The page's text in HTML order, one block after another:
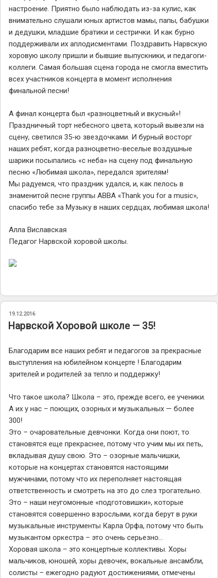
настроение. Приятно было наблюдать из-за кулис, как
внимательно слушали юных артистов мамы, папы, бабушки
и дедушки, младшие братики и сестрички. И как бурно
поддерживали их аплодисментами. Поздравить Нарвскую
хоровую школу пришли и бывшие выпускники, и педагоги-
коллеги. Самая большая сцена города не смогла вместить
всех участников концерта в момент исполнения
финальной песни!
А финал концерта был «разноцветный и вкусный»!
Праздничный торт небесного цвета, который вывезли на
сцену, светился 35-ю звездочками. И бурный восторг
наших ребят, когда разноцветно-веселые воздушные
шарики посыпались «с неба» на сцену под финальную
песню «Любимая школа», передался зрителям!
Мы радуемся, что праздник удался, и, как пелось в
знаменитой песне группы ABBA «Thank you for a music»,
спасибо тебе за Музыку в наших сердцах, любимая школа!
Алла Виславская
Педагог Нарвской хоровой школы.
ОПУБЛИКОВАНО
19.12.2016
Нарвской Хоровой школе — 35!
Благодарим все наших ребят и педагогов за прекрасные
выступления на юбилейном концерте ! Благодарим
зрителей и родителей за тепло и поддержку!
Что такое школа? Школа – это, прежде всего, ее ученики.
А их у нас – поющих, озорных и музыкальных — более
300!
Это – очаровательные девчонки. Когда они поют, то
становятся еще прекраснее, потому что учим мы их петь,
вкладывая душу свою. Это – озорные мальчишки,
которые на концертах становятся настоящими
мужчинами, потому что их переполняет настоящая
ответственность и смотреть на это до слез трогательно.
Это – наши неугомонные «подготовишки», которые
становятся совершенно взрослыми, когда берут в руки
музыкальные инструменты Карла Орфа, потому что быть
музыкантом оркестра – это очень серьезно…
Хоровая школа – это концертные коллективы. Хоры
мальчиков, юношей, хоры девочек, вокальные ансамбли,
солисты – ежегодно радуют достижениями, отмечены